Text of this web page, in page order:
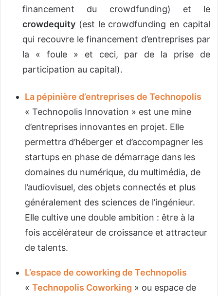
financement du crowdfunding) et le
crowdequity (est le crowdfunding en capital
qui recouvre le financement d’entreprises par
la « foule » et ceci, par de la prise de
participation au capital).
La pépinière d’entreprises de Technopolis
« Technopolis Innovation » est une mine
d’entreprises innovantes en projet. Elle
permettra d’héberger et d’accompagner les
startups en phase de démarrage dans les
domaines du numérique, du multimédia, de
l’audiovisuel, des objets connectés et plus
généralement des sciences de l’ingénieur.
Elle cultive une double ambition : être à la
fois accélérateur de croissance et attracteur
de talents.
L’espace de coworking de Technopolis
« Technopolis Coworking » ou espace de